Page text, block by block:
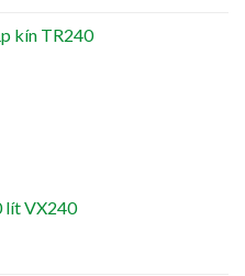
kín TR240
lít VX240